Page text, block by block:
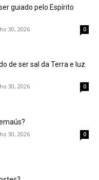
guiado pelo Espírito
30, 2026 0
de ser sal da Terra e luz
30, 2026 0
30, 2026 0